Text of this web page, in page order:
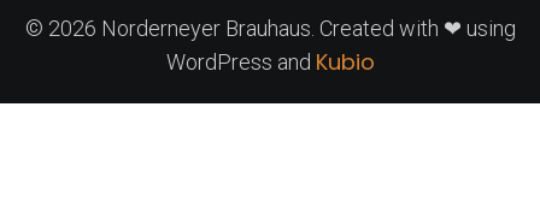
© 2026 Norderneyer Brauhaus. Created with ❤ using
WordPress and Kubio